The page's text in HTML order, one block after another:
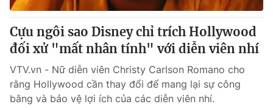
Cựu ngôi sao Disney chỉ trích Hollywood
đối xử "mất nhân tính" với diễn viên nhí
VTV.vn - Nữ diễn viên Christy Carlson Romano cho
rằng Hollywood cần thay đổi để mang lại sự công
bằng và bảo vệ lợi ích của các diễn viên nhí.